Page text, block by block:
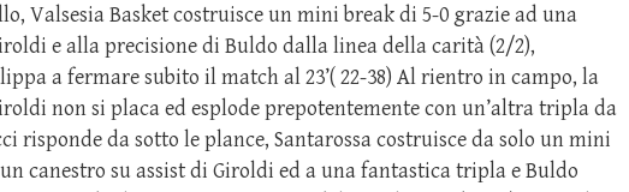
Valsesia Basket costruisce un mini break di 5-0 grazie ad una
e alla precisione di Buldo dalla linea della carità (2/2),
a fermare subito il match al 23’( 22-38) Al rientro in campo, la
non si placa ed esplode prepotentemente con un’altra tripla da
risponde da sotto le plance, Santarossa costruisce da solo un mini
canestro su assist di Giroldi ed a una fantastica tripla e Buldo